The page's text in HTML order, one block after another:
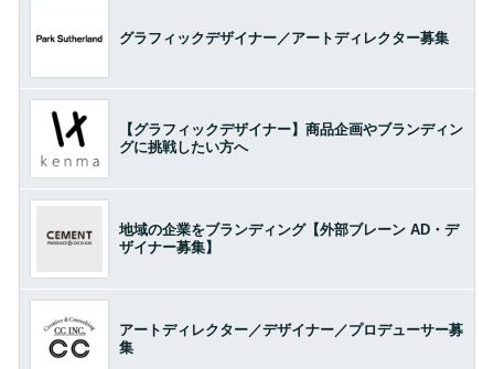
グラフィックデザイナー／アートディレクター募集
【グラフィックデザイナー】商品企画やブランディン
グに挑戦したい方へ
地域の企業をブランディング【外部ブレーン AD・デ
ザイナー募集】
アートディレクター／デザイナー／プロデューサー募
集